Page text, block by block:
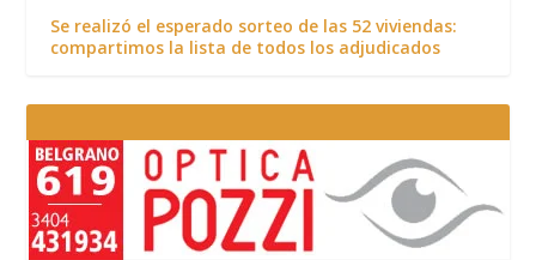
Se realizó el esperado sorteo de las 52 viviendas:
compartimos la lista de todos los adjudicados